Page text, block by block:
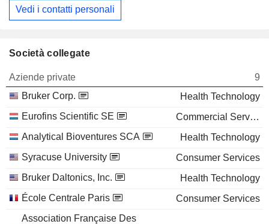
Vedi i contatti personali
Società collegate
Aziende private
9
Bruker Corp.
Health Technology
Eurofins Scientific SE
Commercial Services
Analytical Bioventures SCA
Health Technology
Syracuse University
Consumer Services
Bruker Daltonics, Inc.
Health Technology
École Centrale Paris
Consumer Services
Association Française Des